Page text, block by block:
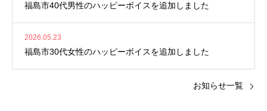
福島市40代男性のハッピーボイスを追加しました
2026.05.23
福島市30代女性のハッピーボイスを追加しました
お知らせ一覧